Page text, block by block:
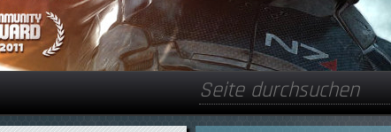
Suchformular
Suche